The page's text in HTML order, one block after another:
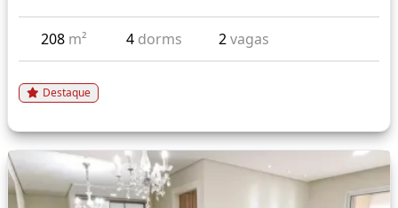
208 m² 4 dorms 2vagas
Destaque